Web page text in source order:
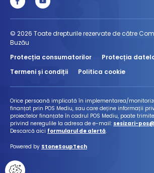
© 2026 Toate drepturile rezervate de către
Buzău
Protecția consumatorilor
Protecția
Termeni și condiții
Politica cookie
Orice persoană implicată în implementarea/
finanțat prin POS Mediu, sau care deține informații
proiectelor finanțate în cadrul POS Mediu, poate
privind neregulile la adresa de e-mail: sesizari-
Descarcă aici formularul de alertă.
Powered by StoneSoupTech